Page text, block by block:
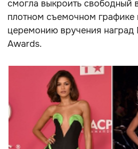
смогла выкроить свободный
плотном съемочном графике
церемонию вручения наград
Awards.